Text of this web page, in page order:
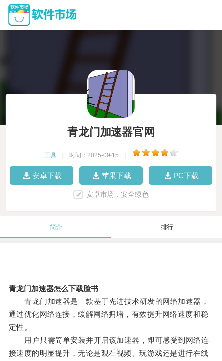
青龙门加速器官网
工具 时间：2025-09-15
安卓下载 苹果下载 PC下载
安卓市场，安全绿色
简介 排行
青龙门加速器怎么下载脸书
青龙门加速器是一款基于先进技术研发的网络加速器，
通过优化网络连接，缓解网络拥堵，有效提升网络速度和稳
定性。
用户只需简单安装并开启该加速器，即可感受到网络连
接速度的明显提升，无论是观看视频、玩游戏还是进行在线